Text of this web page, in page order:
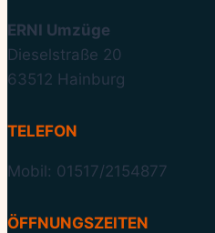
ERNI Umzüge
Dieselstraße 20
63512 Hainburg
TELEFON
Mobil: 01517/2154877
ÖFFNUNGSZEITEN